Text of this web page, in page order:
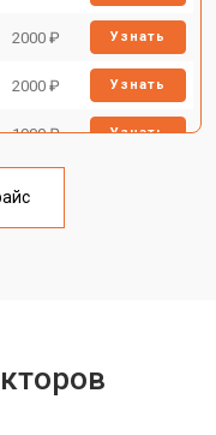
2000 ₽ Узнать
2000 ₽ Узнать
1900 ₽ Узнать